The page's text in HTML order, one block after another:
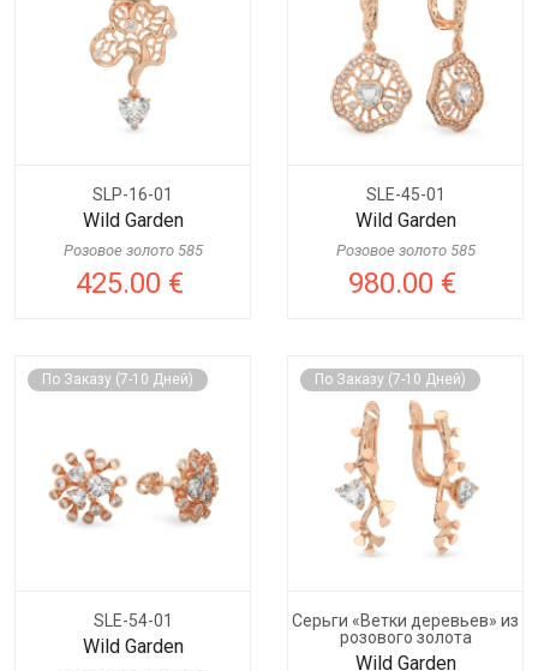
SLP-16-01
Wild Garden
Розовое золото 585
425.00 €
SLE-45-01
Wild Garden
Розовое золото 585
980.00 €
По Заказу (7-10 Дней)
SLE-54-01
Wild Garden
По Заказу (7-10 Дней)
Серьги «Ветки деревьев» из
розового золота
Wild Garden